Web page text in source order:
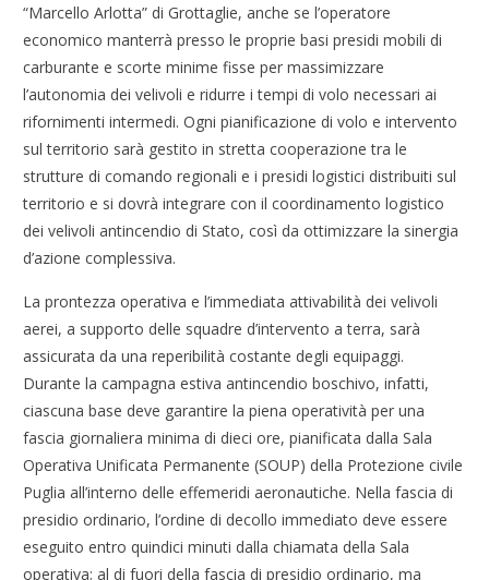
“Marcello Arlotta” di Grottaglie, anche se l’operatore
economico manterrà presso le proprie basi presidi mobili di
carburante e scorte minime fisse per massimizzare
l’autonomia dei velivoli e ridurre i tempi di volo necessari ai
rifornimenti intermedi. Ogni pianificazione di volo e intervento
sul territorio sarà gestito in stretta cooperazione tra le
strutture di comando regionali e i presidi logistici distribuiti sul
territorio e si dovrà integrare con il coordinamento logistico
dei velivoli antincendio di Stato, così da ottimizzare la sinergia
d’azione complessiva.
La prontezza operativa e l’immediata attivabilità dei velivoli
aerei, a supporto delle squadre d’intervento a terra, sarà
assicurata da una reperibilità costante degli equipaggi.
Durante la campagna estiva antincendio boschivo, infatti,
ciascuna base deve garantire la piena operatività per una
fascia giornaliera minima di dieci ore, pianificata dalla Sala
Operativa Unificata Permanente (SOUP) della Protezione civile
Puglia all’interno delle effemeridi aeronautiche. Nella fascia di
presidio ordinario, l’ordine di decollo immediato deve essere
eseguito entro quindici minuti dalla chiamata della Sala
operativa; al di fuori della fascia di presidio ordinario, ma